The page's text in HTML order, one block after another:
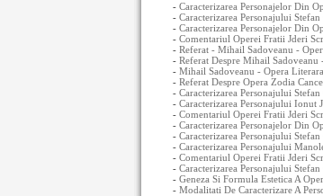
- Caracterizarea Personajelor Din
- Caracterizarea Personajului
- Caracterizarea Personajelor Din
- Comentariul Operei Fratii Jderi
- Referat - Mihail Sadoveanu -
- Referat Despre Mihail Sadoveanu
- Mihail Sadoveanu - Opera
- Referat Despre Opera Zodia
- Caracterizarea Personajului
- Caracterizarea Personajului Ionut
- Comentariul Operei Fratii Jderi
- Caracterizarea Personajelor Din
- Caracterizarea Personajului
- Caracterizarea Personajului
- Comentariul Operei Fratii Jderi
- Caracterizarea Personajului
- Geneza Si Formula Estetica A
- Modalitati De Caracterizare A